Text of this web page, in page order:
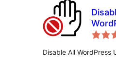
Disable All WordPress